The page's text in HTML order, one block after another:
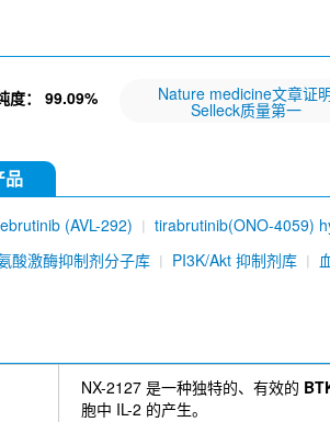
度： 99.09% Nature medicine文章证
Selleck质量第一
品
(AVL-292)
tirabrutinib(ONO-4059)
Catadegbrutinib (BGB-16673)
酸激酶抑制剂分子库 PI3K/Akt 抑制剂库
NX-2127 是一种独特的、有效的
胞中 IL-2 的产生。